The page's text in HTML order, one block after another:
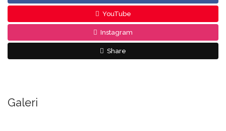
YouTube
Instagram
Share
Galeri